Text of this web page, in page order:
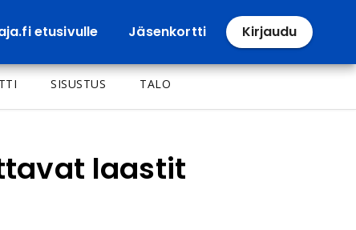
etusivulle Jäsenkortti Kirjaudu
SISUSTUS TALO
laastit